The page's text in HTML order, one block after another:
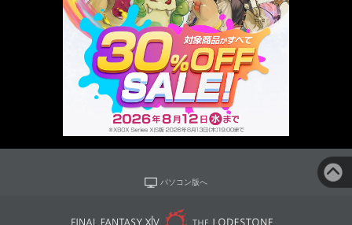
パソコン版へ